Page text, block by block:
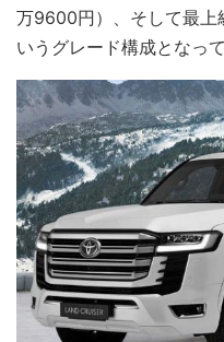
万9600円）、そして最
いうグレード構成となって